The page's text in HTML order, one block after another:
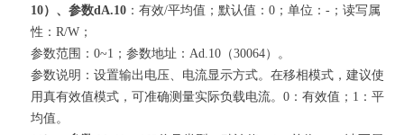
10）、参数dA.10 ：有效/平均值；默认值：0；单位：-；读写属
性：R/W；
参数范围：0~1；参数地址：Ad.10（30064）。
参数说明：设置输出电压、电流显示方式。在移相模式，建议使
用真有效值模式，可准确测量实际负载电流。0：有效值；1：平
均值。